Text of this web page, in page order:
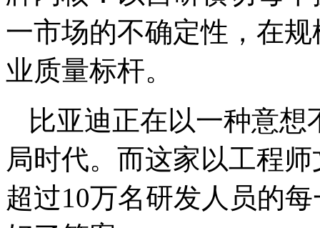
一市场的不确定性，在
业质量标杆。
比亚迪正在以一种意
局时代。而这家以工程
超过10万名研发人员的